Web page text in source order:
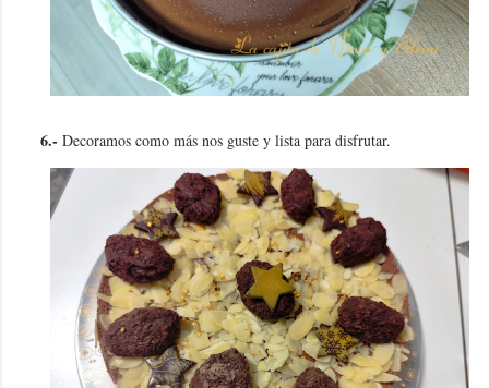
6.- Decoramos como más nos guste y lista para disfrutar.